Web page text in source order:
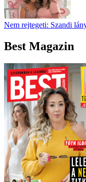
Nem rejtegeti: Szandi
Best Magazin